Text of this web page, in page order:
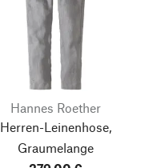
Hannes Roether
Herren-Leinenhose,
Graumelange